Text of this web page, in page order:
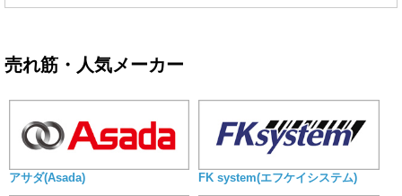
売れ筋・人気メーカー
アサダ(Asada) FK system(エフケイシステム)